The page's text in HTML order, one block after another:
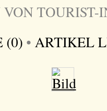
TOURIST-
(0) • ARTIKEL